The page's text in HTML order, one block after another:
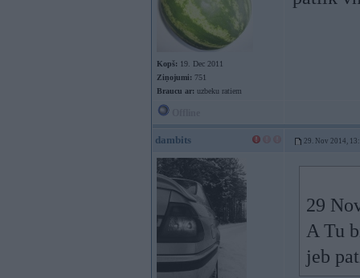
Kopš: 19. Dec 2011
Ziņojumi: 751
Braucu ar: uzbeku ratiem
dambits 29. Nov 2014,
29
A Tu
jeb